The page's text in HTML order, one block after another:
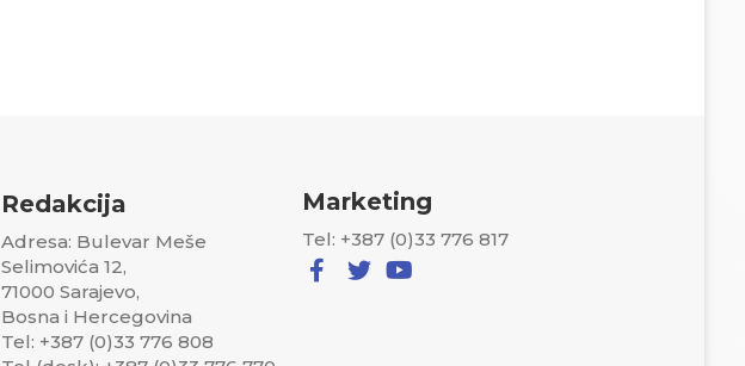
Redakcija
Adresa: Bulevar Meše
Selimovića 12,
71000 Sarajevo,
Bosna i Hercegovina
Tel: +387 (0)33 776 808
Marketing
Tel: +387 (0)33 776 817